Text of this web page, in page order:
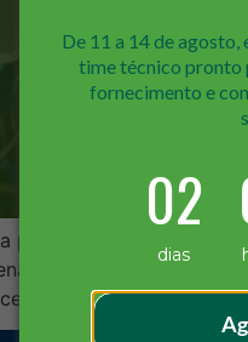
De 11 a 14 de agosto,
time técnico pr onto
fornecimento e
02
dias
peça já chega com um
perfeito? Pois é
os custos ocultos